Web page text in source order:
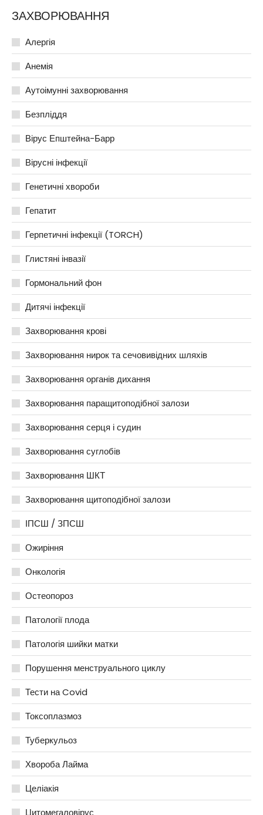
ЗАХВОРЮВАННЯ
Алергія
Анемія
Аутоімунні захворювання
Безпліддя
Вірус Епштейна-Барр
Вірусні інфекції
Генетичні хвороби
Гепатит
Герпетичні інфекції (TORCH)
Глистяні інвазії
Гормональний фон
Дитячі інфекції
Захворювання крові
Захворювання нирок та сечовивідних шляхів
Захворювання органів дихання
Захворювання паращитоподібної залози
Захворювання серця і судин
Захворювання суглобів
Захворювання ШКТ
Захворювання щитоподібної залози
ІПСШ / ЗПСШ
Ожиріння
Онкологія
Остеопороз
Патології плода
Патологія шийки матки
Порушення менструального циклу
Тести на Covid
Токсоплазмоз
Туберкульоз
Хвороба Лайма
Целіакія
Цитомегаловірус